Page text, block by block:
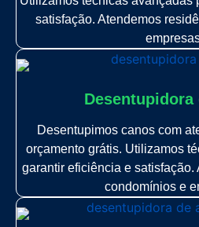
satisfação. Atendemos
Desentupidora
Desentupimos canos com
orçamento grátis. Utilizamos
garantir eficiência e satisfação.
condomínios e